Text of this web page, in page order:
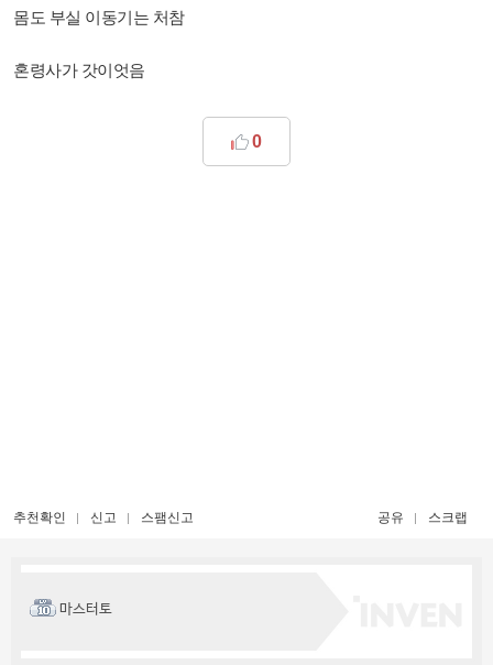
몸도 부실 이동기는 처참
혼령사가 갓이엇음
0
추천확인 신고 스팸신고 공유 스크랩
마스터토